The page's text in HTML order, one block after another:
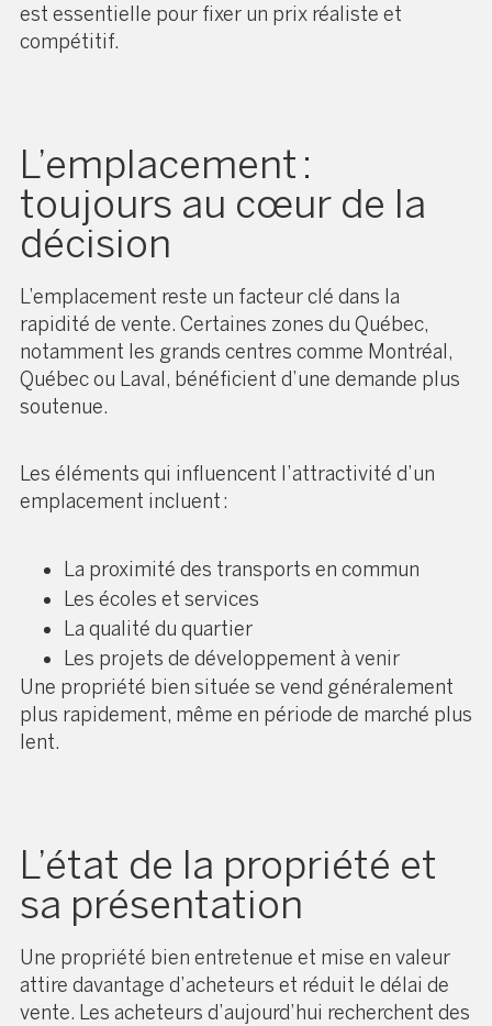
est essentielle pour fixer un prix réaliste et
compétitif.
L’emplacement :
toujours au cœur de la
décision
L’emplacement reste un facteur clé dans la
rapidité de vente. Certaines zones du Québec,
notamment les grands centres comme Montréal,
Québec ou Laval, bénéficient d’une demande plus
soutenue.
Les éléments qui influencent l’attractivité d’un
emplacement incluent :
La proximité des transports en commun
Les écoles et services
La qualité du quartier
Les projets de développement à venir
Une propriété bien située se vend généralement
plus rapidement, même en période de marché plus
lent.
L’état de la propriété et
sa présentation
Une propriété bien entretenue et mise en valeur
attire davantage d’acheteurs et réduit le délai de
vente. Les acheteurs d’aujourd’hui recherchent des